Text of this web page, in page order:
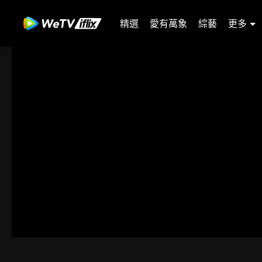
精選 愛有萬象 綜藝 更多